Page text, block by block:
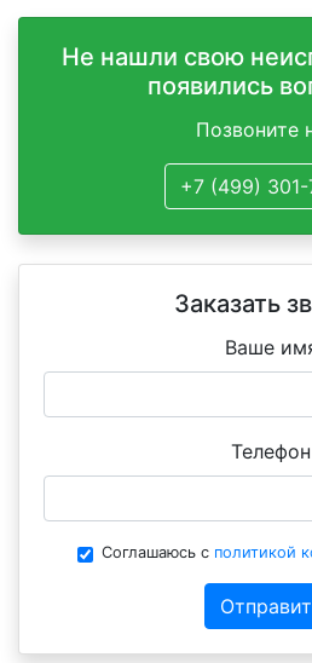
Не нашли свою
появились
Позвоните
+7 (499)
Заказать
Ваше
Телефон
Соглашаюсь с политикой